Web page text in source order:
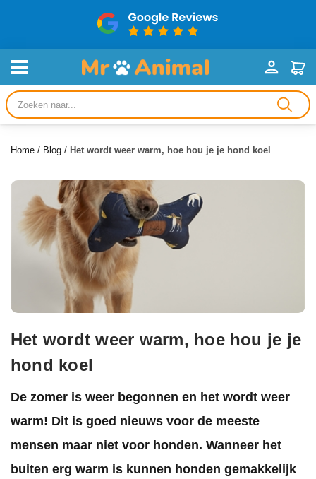
Producten
zoeken
Home / Blog / Het wordt weer warm, hoe hou je je hond koel
Het wordt weer warm, hoe hou je je
hond koel
De zomer is weer begonnen en het wordt weer
warm! Dit is goed nieuws voor de meeste
mensen maar niet voor honden. Wanneer het
buiten erg warm is kunnen honden gemakkelijk